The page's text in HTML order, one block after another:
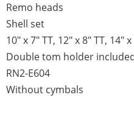
Remo heads
Shell set
10" x 7" TT, 12" x 8" TT, 14"
Double tom holder
RN2-E604
Without cymbals